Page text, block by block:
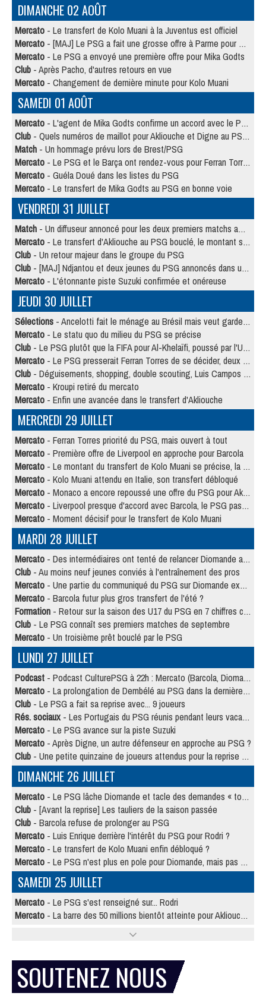
DIMANCHE 02 AOÛT
Mercato - Le transfert de Kolo Muani à la Juventus est officiel
Mercato - [MAJ] Le PSG a fait une grosse offre à Parme pour Suzuki
Mercato - Le PSG a envoyé une première offre pour Mika Godts
Club - Après Pacho, d'autres retours en vue
Mercato - Changement de dernière minute pour Kolo Muani
SAMEDI 01 AOÛT
Mercato - L'agent de Mika Godts confirme un accord avec le PSG
Club - Quels numéros de maillot pour Akliouche et Digne au PSG ?
Match - Un hommage prévu lors de Brest/PSG
Mercato - Le PSG et le Barça ont rendez-vous pour Ferran Torres
Mercato - Guéla Doué dans les listes du PSG
Mercato - Le transfert de Mika Godts au PSG en bonne voie
VENDREDI 31 JUILLET
Match - Un diffuseur annoncé pour les deux premiers matchs amicaux du PSG
Mercato - Le transfert d'Akliouche au PSG bouclé, le montant se précise
Club - Un retour majeur dans le groupe du PSG
Club - [MAJ] Ndjantou et deux jeunes du PSG annoncés dans un tournoi U21
Mercato - L'étonnante piste Suzuki confirmée et onéreuse
JEUDI 30 JUILLET
Sélections - Ancelotti fait le ménage au Brésil mais veut garder Marquinhos
Mercato - Le statu quo du milieu du PSG se précise
Club - Le PSG plutôt que la FIFA pour Al-Khelaïfi, poussé par l'UEFA ?
Mercato - Le PSG presserait Ferran Torres de se décider, deux pistes de secours
Club - Déguisements, shopping, double scouting, Luis Campos dévoile ses méthodes
Mercato - Kroupi retiré du mercato
Mercato - Enfin une avancée dans le transfert d'Akliouche
MERCREDI 29 JUILLET
Mercato - Ferran Torres priorité du PSG, mais ouvert à tout
Mercato - Première offre de Liverpool en approche pour Barcola
Mercato - Le montant du transfert de Kolo Muani se précise, la formule aussi
Mercato - Kolo Muani attendu en Italie, son transfert débloqué
Mercato - Monaco a encore repoussé une offre du PSG pour Akliouche
Mercato - Liverpool presque d'accord avec Barcola, le PSG pas du tout
Mercato - Moment décisif pour le transfert de Kolo Muani
MARDI 28 JUILLET
Mercato - Des intermédiaires ont tenté de relancer Diomande au PSG
Club - Au moins neuf jeunes conviés à l'entraînement des pros
Mercato - Une partie du communiqué du PSG sur Diomande expliquée
Mercato - Barcola futur plus gros transfert de l'été ?
Formation - Retour sur la saison des U17 du PSG en 7 chiffres clés
Club - Le PSG connaît ses premiers matches de septembre
Mercato - Un troisième prêt bouclé par le PSG
LUNDI 27 JUILLET
Podcast - Podcast CulturePSG à 22h : Mercato (Barcola, Diomande, etc)
Mercato - La prolongation de Dembélé au PSG dans la dernière ligne droite
Club - Le PSG a fait sa reprise avec... 9 joueurs
Rés. sociaux - Les Portugais du PSG réunis pendant leurs vacances
Mercato - Le PSG avance sur la piste Suzuki
Mercato - Après Digne, un autre défenseur en approche au PSG ?
Club - Une petite quinzaine de joueurs attendus pour la reprise de l'entraînement du PSG
DIMANCHE 26 JUILLET
Mercato - Le PSG lâche Diomande et tacle des demandes « totalement disproportionnés »
Club - [Avant la reprise] Les tauliers de la saison passée
Club - Barcola refuse de prolonger au PSG
Mercato - Luis Enrique derrière l'intérêt du PSG pour Rodri ?
Mercato - Le transfert de Kolo Muani enfin débloqué ?
Mercato - Le PSG n'est plus en pole pour Diomande, mais pas hors-jeu
SAMEDI 25 JUILLET
Mercato - Le PSG s'est renseigné sur... Rodri
Mercato - La barre des 50 millions bientôt atteinte pour Akliouche ?
SOUTENEZ NOUS